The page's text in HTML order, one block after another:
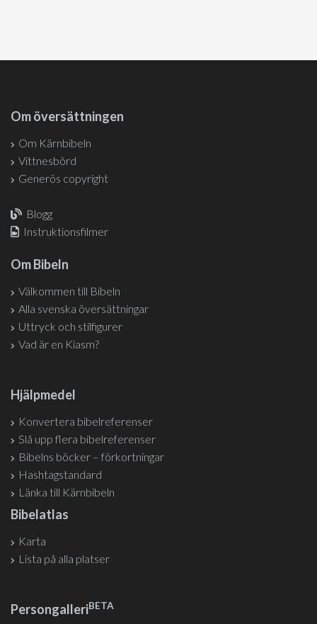
Om översättningen
Om Kärnbibeln
Vittnesbörd
Generös copyright
Blogg
Instruktionsfilmer
Om Bibeln
Välkommen till Bibeln
Alla svenska översättningar
Uttryck och stilfigurer
Vad är en Kiasm?
Hjälpmedel
Konvertera bibelreferenser
Slå upp flera bibelreferenser
Bibelns böcker – förkortningar
Hashtagstandard
Länka till Kärnbibeln
Bibelatlas
Karta
Lista på alla platser
PersongalleriBETA